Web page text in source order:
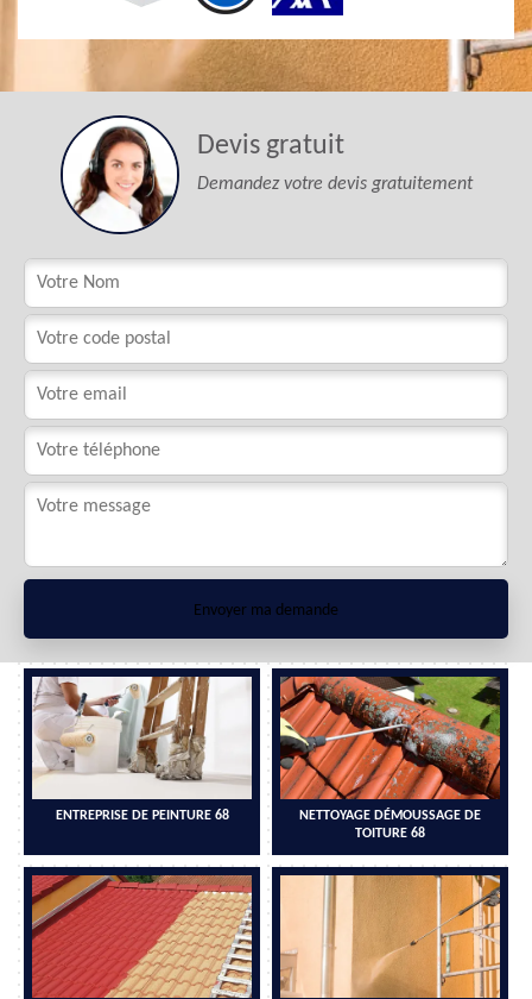
Devis gratuit
Demandez votre devis gratuitement
ENTREPRISE DE PEINTURE 68
NETTOYAGE DÉMOUSSAGE DE
TOITURE 68